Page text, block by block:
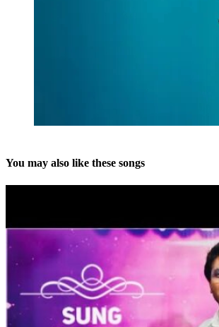
You may also like these songs